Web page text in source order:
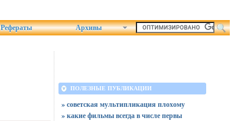
Рефераты Архивы
ПОЛЕЗНЫЕ ПУБЛИКАЦИИ
» советская мультипликация плохому
» какие фильмы всегда в числе первы